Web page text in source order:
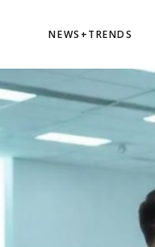
NEWS+TRENDS